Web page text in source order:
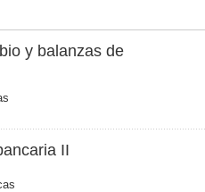
y balanzas de
II